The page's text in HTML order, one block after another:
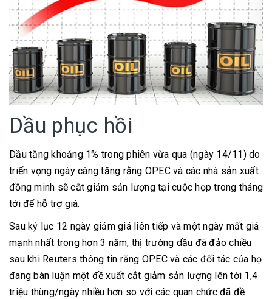
Dầu phục hồi
Dầu tăng khoảng 1% trong phiên vừa qua (ngày 14/11) do
triển vọng ngày càng tăng rằng OPEC và các nhà sản xuất
đồng minh sẽ cắt giảm sản lượng tại cuộc họp trong tháng
tới để hỗ trợ giá.
Sau kỷ lục 12 ngày giảm giá liên tiếp và một ngày mất giá
mạnh nhất trong hơn 3 năm, thị trường dầu đã đảo chiều
sau khi Reuters thông tin rằng OPEC và các đối tác của họ
đang bàn luận một đề xuất cắt giảm sản lượng lên tới 1,4
triệu thùng/ngày nhiều hơn so với các quan chức đã đề